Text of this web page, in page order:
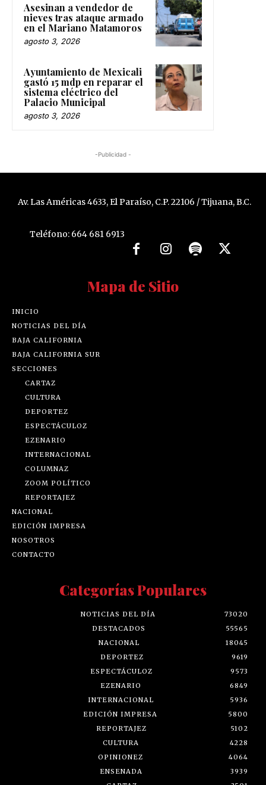
Asesinan a vendedor de
nieves tras ataque armado
en el Mariano Matamoros
agosto 3, 2026
Ayuntamiento de Mexicali
gastó 15 mdp en reparar el
sistema eléctrico del
Palacio Municipal
agosto 3, 2026
-Publicidad -
Av. Las Américas 4633, El Paraíso, C.P. 22106 / Tijuana, B.C.
Teléfono: 664 681 6913
Mapa de Sitio
INICIO
NOTICIAS DEL DÍA
BAJA CALIFORNIA
BAJA CALIFORNIA SUR
SECCIONES
CARTAZ
CULTURA
DEPORTEZ
ESPECTÁCULOZ
EZENARIO
INTERNACIONAL
COLUMNAZ
ZOOM POLÍTICO
REPORTAJEZ
NACIONAL
EDICIÓN IMPRESA
NOSOTROS
CONTACTO
Categorías Populares
NOTICIAS DEL DÍA
73020
DESTACADOS
55565
NACIONAL
18045
DEPORTEZ
9619
ESPECTÁCULOZ
9573
EZENARIO
6849
INTERNACIONAL
5936
EDICIÓN IMPRESA
5800
REPORTAJEZ
5102
CULTURA
4228
OPINIONEZ
4064
ENSENADA
3939